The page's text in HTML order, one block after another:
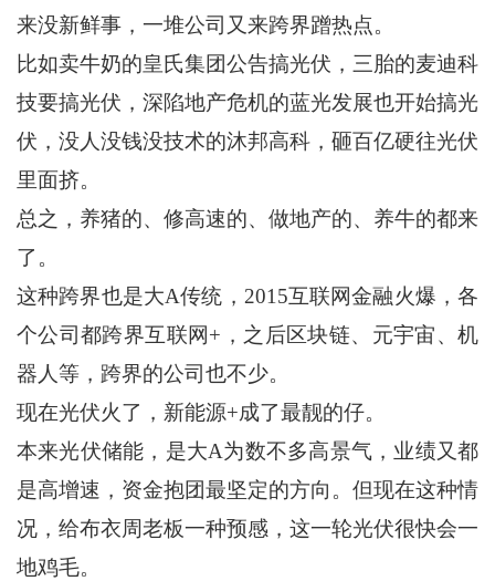
来没新鲜事，一堆公司又来跨界蹭热点。
比如卖牛奶的皇氏集团公告搞光伏，三胎的麦迪科
技要搞光伏，深陷地产危机的蓝光发展也开始搞光
伏，没人没钱没技术的沐邦高科，砸百亿硬往光伏
里面挤。
总之，养猪的、修高速的、做地产的、养牛的都来
了。
这种跨界也是大A传统，2015互联网金融火爆，各
个公司都跨界互联网+，之后区块链、元宇宙、机
器人等，跨界的公司也不少。
现在光伏火了，新能源+成了最靓的仔。
本来光伏储能，是大A为数不多高景气，业绩又都
是高增速，资金抱团最坚定的方向。但现在这种情
况，给布衣周老板一种预感，这一轮光伏很快会一
地鸡毛。